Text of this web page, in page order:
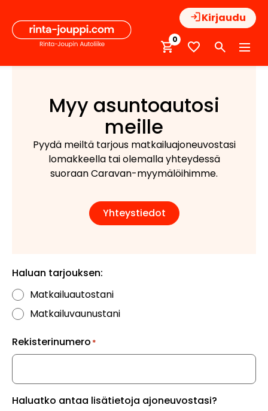
sisältöön
Kirjaudu
0
Myy asuntoautosi
meille
Pyydä meiltä tarjous matkailuajoneuvostasi
lomakkeella tai olemalla yhteydessä
suoraan Caravan-myymälöihimme.
Yhteystiedot
Haluan tarjouksen:
Matkailuautostani
Matkailuvaunustani
Rekisterinumero (Pakollinen)
Haluatko antaa lisätietoja ajoneuvostasi?